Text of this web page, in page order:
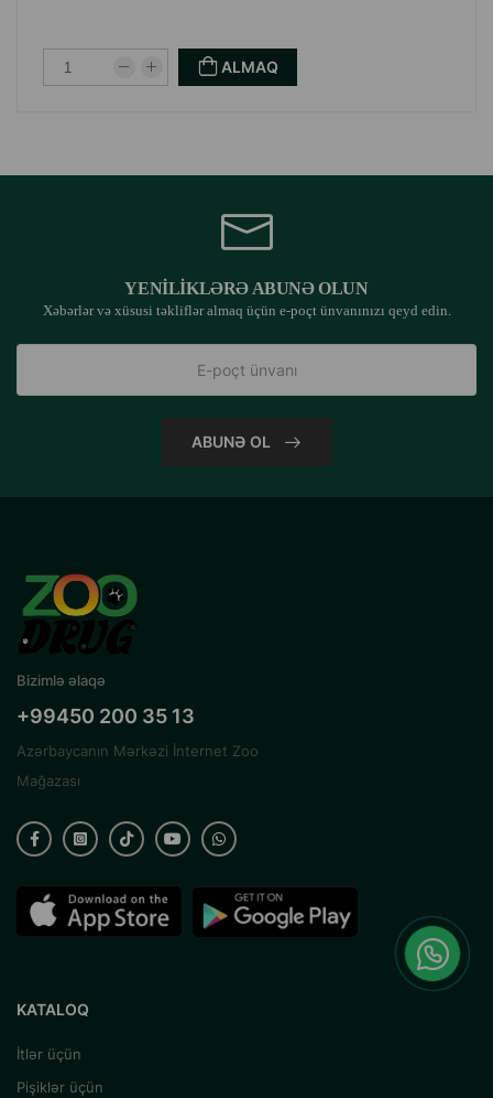
ALMAQ
YENILIKLƏRƏ ABUNƏ OLUN
Xəbərlər və xüsusi təkliflər almaq üçün e-poçt ünvanınızı qeyd edin.
ABUNƏ OL
Bizimlə əlaqə
+99450 200 35 13
Azərbaycanın Mərkəzi İnternet Zoo
Mağazası
KATALOQ
İtlər üçün
Pişiklər üçün